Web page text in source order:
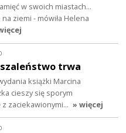
w swoich miastach...
ziemi - mówiła Helena
trwa
książki Marcina
cieszy się sporym
zaciekawionymi… » więcej